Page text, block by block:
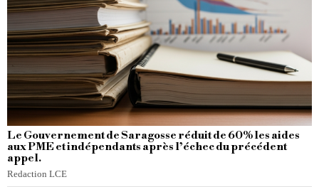
Le Gouvernement de Saragosse réduit de 60% les aides
aux PME et indépendants après l’échec du précédent
appel.
Redaction LCE